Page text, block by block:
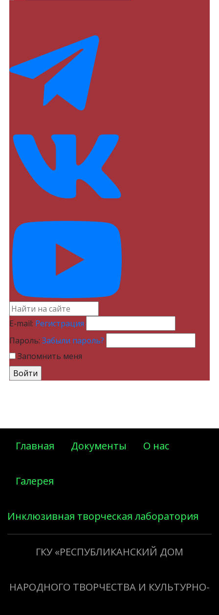
E-mail: Регистрация
Пароль: Забыли пароль?
Запомнить меня
Главная Документы О нас
Галерея
Инклюзивная творческая лаборатория
«Творить добро»
ГКУ «РЕСПУБЛИКАНСКИЙ ДОМ
НАРОДНОГО ТВОРЧЕСТВА И КУЛЬТУРНО-